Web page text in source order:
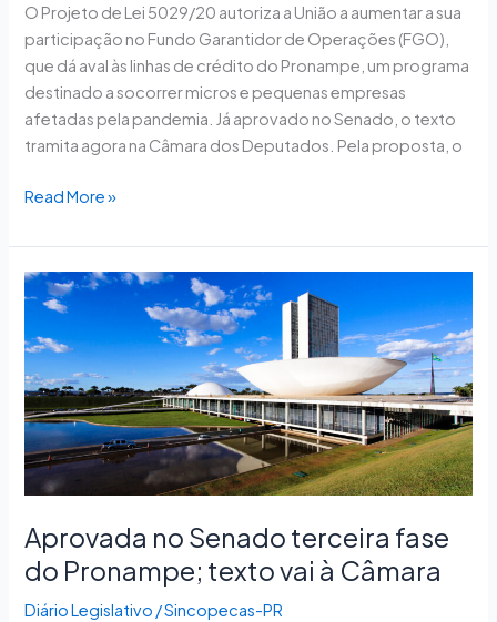
O Projeto de Lei 5029/20 autoriza a União a aumentar a sua
participação no Fundo Garantidor de Operações (FGO),
que dá aval às linhas de crédito do Pronampe, um programa
destinado a socorrer micros e pequenas empresas
afetadas pela pandemia. Já aprovado no Senado, o texto
tramita agora na Câmara dos Deputados. Pela proposta, o
Read More »
Aprovada no Senado terceira fase
do Pronampe; texto vai à Câmara
Diário Legislativo /Sincopecas-PR
Aprovada
no
Senado
terceira
fase
do
Pronampe;
texto
vai
à
Câmara